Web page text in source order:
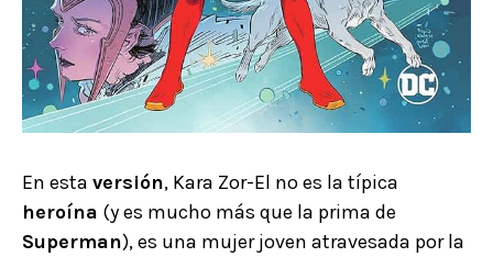
En esta versión, Kara Zor-El no es la típica
heroína (y es mucho más que la prima de
Superman), es una mujer joven atravesada por la